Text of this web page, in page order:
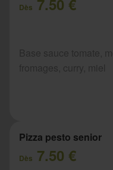
Dès 7.50 €
Pizza pesto senior
Dès 7.50 €